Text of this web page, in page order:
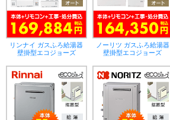
リンナイ ガスふろ給湯器
壁掛型エコジョーズ
ノーリツ ガスふろ給湯器
壁掛型エコジョーズ